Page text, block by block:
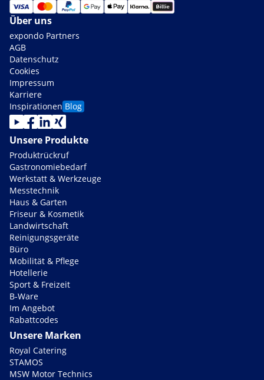
Über uns
expondo Partners
AGB
Datenschutz
Cookies
Impressum
Karriere
Inspirationen Blog
Unsere Produkte
Produktrückruf
Gastronomiebedarf
Werkstatt & Werkzeuge
Messtechnik
Haus & Garten
Friseur & Kosmetik
Landwirtschaft
Reinigungsgeräte
Büro
Mobilität & Pflege
Hotellerie
Sport & Freizeit
B-Ware
Im Angebot
Rabattcodes
Unsere Marken
Royal Catering
STAMOS
MSW Motor Technics